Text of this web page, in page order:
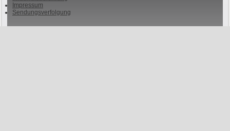
Impressum
Sendungsverfolgung